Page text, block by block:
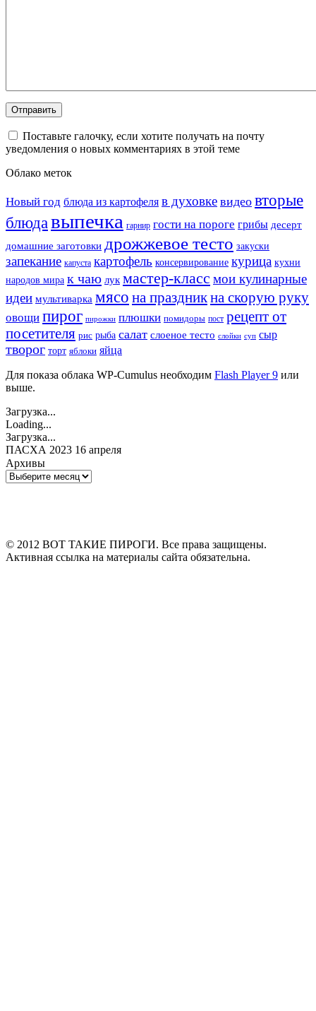
Поставьте галочку, если хотите получать на почту
уведомления о новых комментариях в этой теме
Облако меток
Новый год блюда из картофеля в духовке видео вторые
блюдавыпечка гарнир гости на пороге грибы десерт
домашние заготовки дрожжевое тесто закуски
запекание капуста картофель консервирование курица кухни
народов мира к чаю лук мастер-класс мои кулинарные
идеи мультиварка мясо на праздникна скорую руку
овощи пирог пирожки плюшки помидоры пост рецепт от
посетителя рис рыба салат слоеное тесто слойки суп сыр
творог торт яблоки яйца
Для показа облака WP-Cumulus необходим Flash Player 9 или
выше.
Загрузка...
Loading...
Загрузка...
ПАСХА 2023 16 апреля
Архивы
Архивы
© 2012 ВОТ ТАКИЕ ПИРОГИ. Все права защищены.
Активная ссылка на материалы сайта обязательна.